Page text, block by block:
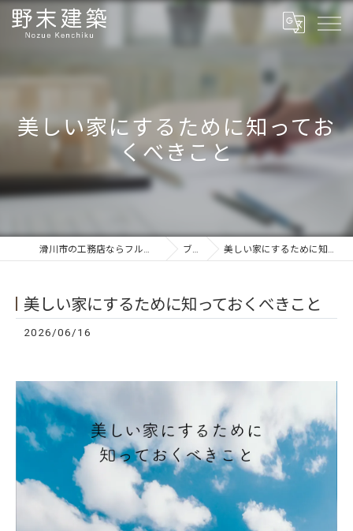
美しい家にするために知ってお
くべきこと
滑川市の工務店ならフルオーダーの野末建築 ブログ 美しい家にするために知っておくべきこと
美しい家にするために知っておくべきこと
2026/06/16